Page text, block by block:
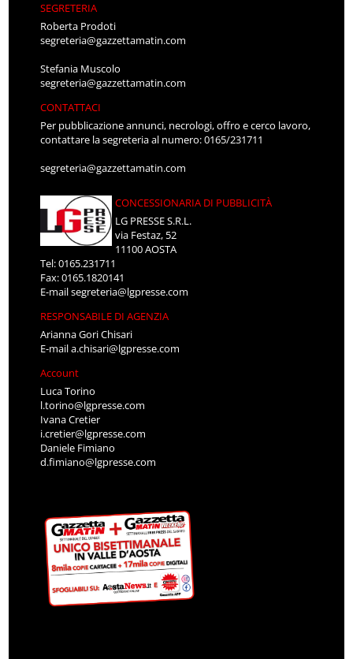
SEGRETERIA
Roberta Prodoti
segreteria@gazzettamatin.com
Stefania Muscolo
segreteria@gazzettamatin.com
CONTATTACI
Per pubblicazione annunci, necrologi, offro e cerco lavoro,
contattare la segreteria al numero: 0165/231711
segreteria@gazzettamatin.com
CONCESSIONARIA DI PUBBLICITÀ
LG PRESSE S.R.L.
via Festaz, 52
11100 AOSTA
Tel: 0165.231711
Fax: 0165.1820141
E-mailsegreteria@lgpresse.com
RESPONSABILE DI AGENZIA
Arianna Gori Chisari
E-maila.chisari@lgpresse.com
Account
Luca Torino
l.torino@lgpresse.com
Ivana Cretier
i.cretier@lgpresse.com
Daniele Fimiano
d.fimiano@lgpresse.com